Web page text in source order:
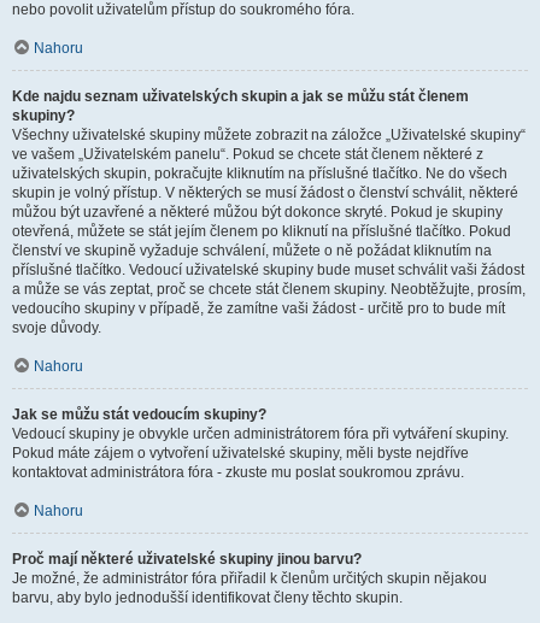
nebo povolit uživatelům přístup do soukromého fóra.
Nahoru
Kde najdu seznam uživatelských skupin a jak se můžu stát členem
skupiny?
Všechny uživatelské skupiny můžete zobrazit na záložce „Uživatelské skupiny“
ve vašem „Uživatelském panelu“. Pokud se chcete stát členem některé z
uživatelských skupin, pokračujte kliknutím na příslušné tlačítko. Ne do všech
skupin je volný přístup. V některých se musí žádost o členství schválit, některé
můžou být uzavřené a některé můžou být dokonce skryté. Pokud je skupiny
otevřená, můžete se stát jejím členem po kliknutí na příslušné tlačítko. Pokud
členství ve skupině vyžaduje schválení, můžete o ně požádat kliknutím na
příslušné tlačítko. Vedoucí uživatelské skupiny bude muset schválit vaši žádost
a může se vás zeptat, proč se chcete stát členem skupiny. Neobtěžujte, prosím,
vedoucího skupiny v případě, že zamítne vaši žádost - určitě pro to bude mít
svoje důvody.
Nahoru
Jak se můžu stát vedoucím skupiny?
Vedoucí skupiny je obvykle určen administrátorem fóra při vytváření skupiny.
Pokud máte zájem o vytvoření uživatelské skupiny, měli byste nejdříve
kontaktovat administrátora fóra - zkuste mu poslat soukromou zprávu.
Nahoru
Proč mají některé uživatelské skupiny jinou barvu?
Je možné, že administrátor fóra přiřadil k členům určitých skupin nějakou
barvu, aby bylo jednodušší identifikovat členy těchto skupin.